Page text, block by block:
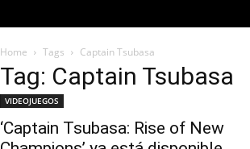
Home Tags Captain Tsubasa
Tag: Captain Tsubasa
VIDEOJUEGOS
‘Captain Tsubasa: Rise of New